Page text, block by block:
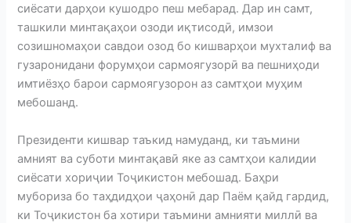
сиёсати дарҳои кушодро пеш мебарад. Дар ин самт,
ташкили минтақаҳои озоди иқтисодӣ, имзои
созишномаҳои савдои озод бо кишварҳои мухталиф ва
гузаронидани форумҳои сармоягузорӣ ва пешниҳоди
имтиёзҳо барои сармоягузорон аз самтҳои муҳим
мебошанд.
Президенти кишвар таъкид намуданд, ки таъмини
амният ва суботи минтақавӣ яке аз самтҳои калидии
сиёсати хориҷии Тоҷикистон мебошад. Баҳри
мубориза бо таҳдидҳои ҷаҳонӣ дар Паём қайд гардид,
ки Тоҷикистон ба хотири таъмини амнияти миллӣ ва